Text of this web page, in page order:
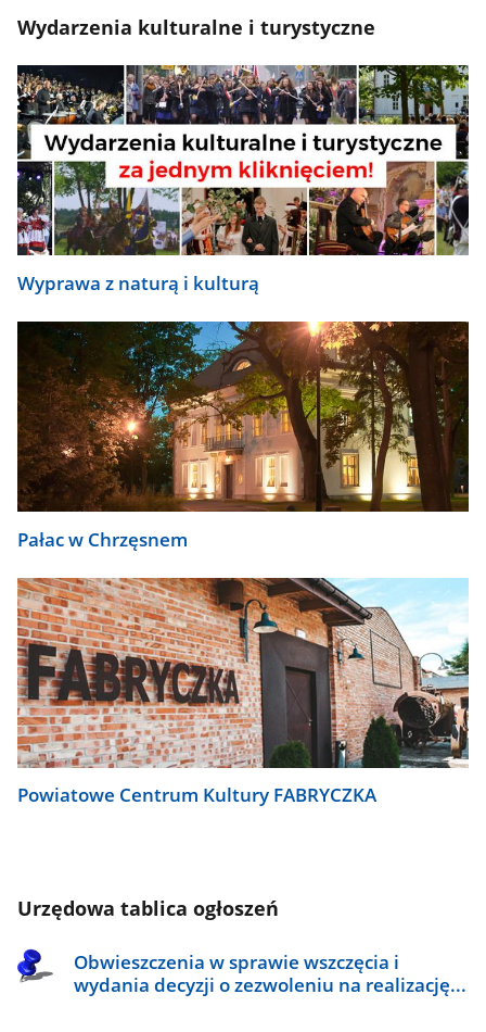
Wydarzenia kulturalne i turystyczne
Wyprawa z naturą i kulturą
Pałac w Chrzęsnem
Powiatowe Centrum Kultury FABRYCZKA
Urzędowa tablica ogłoszeń
Obwieszczenia w sprawie wszczęcia i
wydania decyzji o zezwoleniu na realizację...